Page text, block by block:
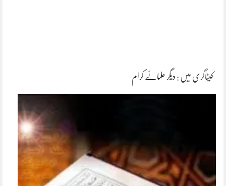
کیٹاگری میں : دیگر علمائے کرام